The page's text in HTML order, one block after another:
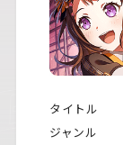
タイトル
ジャンル